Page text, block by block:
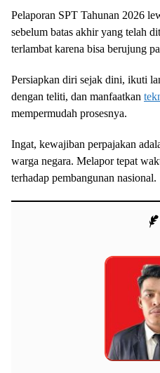
Pelaporan SPT Tahunan 2026
sebelum batas akhir yang telah
terlambat karena bisa berujung
Persiapkan diri sejak dini, ikuti
dengan teliti, dan manfaatkan
mempermudah prosesnya.
Ingat, kewajiban perpajakan
warga negara. Melapor tepat
terhadap pembangunan nasional.